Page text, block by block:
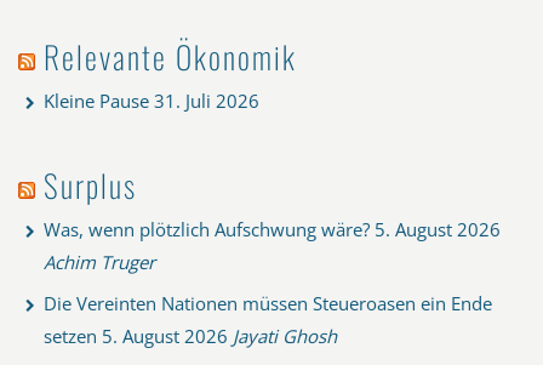
Relevante Ökonomik
Kleine Pause 31. Juli 2026
Surplus
Was, wenn plötzlich Aufschwung wäre? 5. August 2026
Achim Truger
Die Vereinten Nationen müssen Steueroasen ein Ende
setzen 5. August 2026 Jayati Ghosh